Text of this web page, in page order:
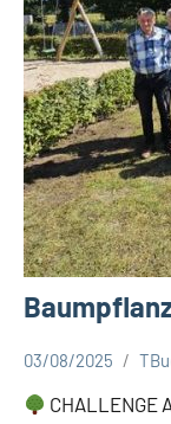
03/08/2025
CHALLENGE